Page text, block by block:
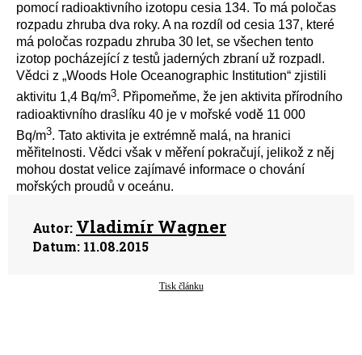
pomocí radioaktivního izotopu cesia 134. To má poločas
rozpadu zhruba dva roky. A na rozdíl od cesia 137, které
má poločas rozpadu zhruba 30 let, se všechen tento
izotop pocházející z testů jaderných zbraní už rozpadl.
Vědci z „Woods Hole Oceanographic Institution“ zjistili
aktivitu 1,4 Bq/m3. Připomeňme, že jen aktivita přírodního
radioaktivního draslíku 40 je v mořské vodě 11 000
Bq/m3. Tato aktivita je extrémně malá, na hranici
měřitelnosti. Vědci však v měření pokračují, jelikož z něj
mohou dostat velice zajímavé informace o chování
mořských proudů v oceánu.
Autor: Vladimír Wagner
Datum: 11.08.2015
Tisk článku